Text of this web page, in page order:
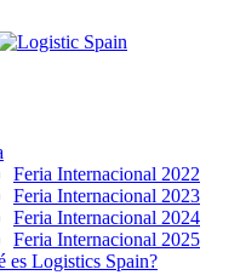
Feria Internacional 2022
Feria Internacional 2023
Feria Internacional 2024
Feria Internacional 2025
es Logistics Spain?